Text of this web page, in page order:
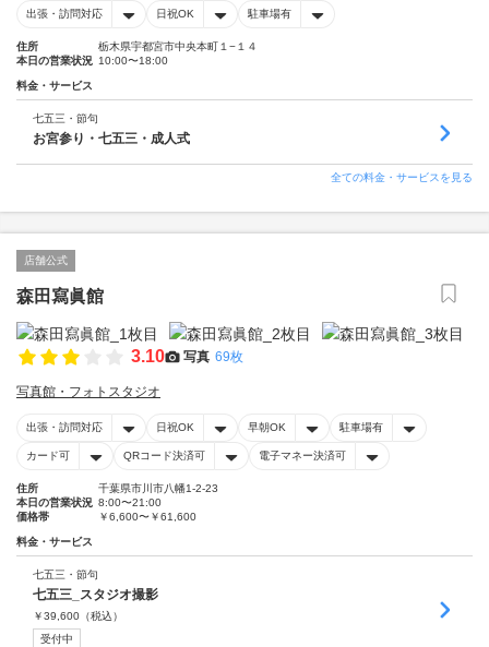
出張・訪問対応 日祝OK 駐車場有
住所
栃木県宇都宮市中央本町１−１４
本日の営業状況 10:00〜18:00
料金・サービス
七五三・節句
お宮参り・七五三・成人式
全ての料金・サービスを見る
店舗公式
森田寫眞館
3.10 写真 69枚
写真館・フォトスタジオ
出張・訪問対応 日祝OK 早朝OK 駐車場有
カード可 QRコード決済可 電子マネー決済可
住所
千葉県市川市八幡1-2-23
本日の営業状況 8:00〜21:00
価格帯
￥6,600〜￥61,600
料金・サービス
七五三・節句
七五三_スタジオ撮影
￥39,600 （税込）
受付中